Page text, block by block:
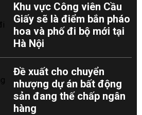
Khu vực Công viên Cầu
Giấy sẽ là điểm bắn pháo
hoa và phố đi bộ mới tại
Hà Nội
Đề xuất cho chuyển
nhượng dự án bất động
sản đang thế chấp ngân
hàng